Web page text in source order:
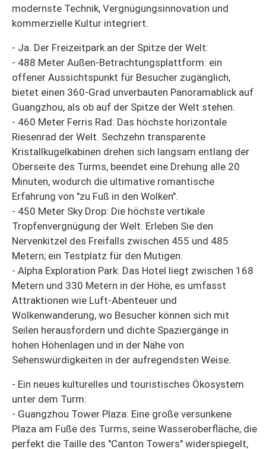
modernste Technik, Vergnügungsinnovation und
kommerzielle Kultur integriert.
- Ja. Der Freizeitpark an der Spitze der Welt:
- 488 Meter Außen-Betrachtungsplattform: ein
offener Aussichtspunkt für Besucher zugänglich,
bietet einen 360-Grad unverbauten Panoramablick auf
Guangzhou, als ob auf der Spitze der Welt stehen.
- 460 Meter Ferris Rad: Das höchste horizontale
Riesenrad der Welt. Sechzehn transparente
Kristallkugelkabinen drehen sich langsam entlang der
Oberseite des Turms, beendet eine Drehung alle 20
Minuten, wodurch die ultimative romantische
Erfahrung von "zu Fuß in den Wolken".
- 450 Meter Sky Drop: Die höchste vertikale
Tropfenvergnügung der Welt. Erleben Sie den
Nervenkitzel des Freifalls zwischen 455 und 485
Metern; ein Testplatz für den Mutigen.
- Alpha Exploration Park: Das Hotel liegt zwischen 168
Metern und 330 Metern in der Höhe, es umfasst
Attraktionen wie Luft-Abenteuer und
Wolkenwanderung, wo Besucher können sich mit
Seilen herausfordern und dichte Spaziergänge in
hohen Höhenlagen und in der Nähe von
Sehenswürdigkeiten in der aufregendsten Weise.
- Ein neues kulturelles und touristisches Ökosystem
unter dem Turm:
- Guangzhou Tower Plaza: Eine große versunkene
Plaza am Fuße des Turms, seine Wasseroberfläche, die
perfekt die Taille des "Canton Towers" widerspiegelt,